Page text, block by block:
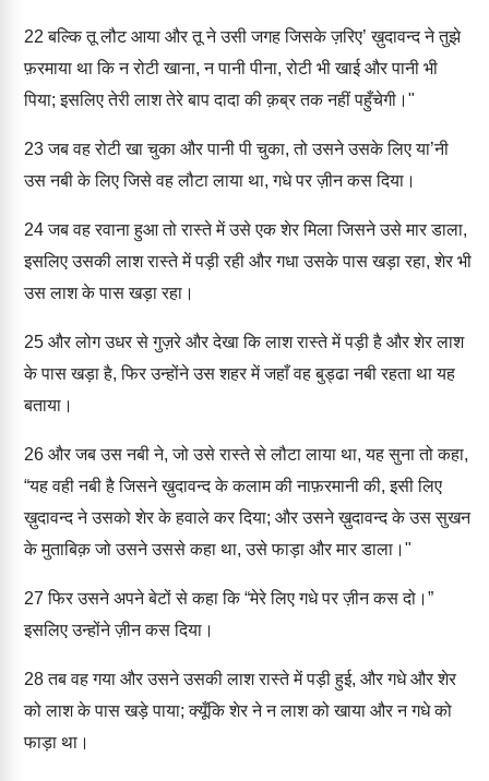
22 बल्कि तू लौट आया और तू ने उसी जगह जिसके ज़रिए’ ख़ुदावन्द ने तुझे
फ़रमाया था कि न रोटी खाना, न पानी पीना, रोटी भी खाई और पानी भी
पिया; इसलिए तेरी लाश तेरे बाप दादा की क़ब्र तक नहीं पहुँचेगी।"
23जब वह रोटी खा चुका और पानी पी चुका, तो उसने उसके लिए या’नी
उस नबी के लिए जिसे वह लौटा लाया था, गधे पर ज़ीन कस दिया।
24जब वह रवाना हुआ तो रास्ते में उसे एक शेर मिला जिसने उसे मार डाला,
इसलिए उसकी लाश रास्ते में पड़ी रही और गधा उसके पास खड़ा रहा, शेर भी
उस लाश के पास खड़ा रहा।
25 और लोग उधर से गुज़रे और देखा कि लाश रास्ते में पड़ी है और शेर लाश
के पास खड़ा है, फिर उन्होंने उस शहर में जहाँ वह बुड्ढा नबी रहता था यह
बताया।
26 और जब उस नबी ने, जो उसे रास्ते से लौटा लाया था, यह सुना तो कहा,
“यह वही नबी है जिसने ख़ुदावन्द के कलाम की नाफ़रमानी की, इसी लिए
ख़ुदावन्द ने उसको शेर के हवाले कर दिया; और उसने ख़ुदावन्द के उस सुखन
के मुताबिक़ जो उसने उससे कहा था, उसे फाड़ा और मार डाला।"
27 फिर उसने अपने बेटों से कहा कि “मेरे लिए गधे पर ज़ीन कस दो।”
इसलिए उन्होंने ज़ीन कस दिया।
28तब वह गया और उसने उसकी लाश रास्ते में पड़ी हुई, और गधे और शेर
को लाश के पास खड़े पाया; क्यूँकि शेर ने न लाश को खाया और न गधे को
फाड़ा था।